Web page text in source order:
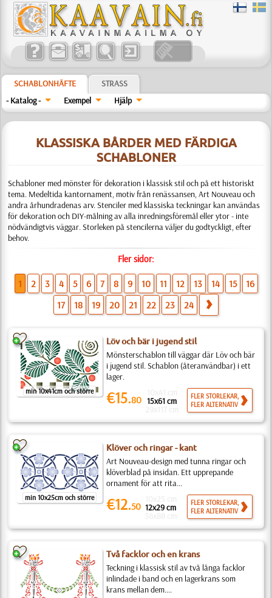
SCHABLONHÄFTE
STRASS
- Katalog -
Exempel Hjälp
KLASSISKA BÅRDER MED FÄRDIGA
SCHABLONER
Schabloner med mönster för dekoration i klassisk stil och på ett historiskt
tema. Medeltida kantornament, motiv från renässansen, Art Nouveau och
andra århundradenas arv. Stenciler med klassiska teckningar kan användas
för dekoration och DIY-målning av alla inredningsföremål eller ytor - inte
nödvändigtvis väggar. Storleken på stencilerna väljer du godtyckligt, efter
behov.
Fler sidor:
1 2 3 4 5 6 7 8 9 10 11 12 13 14 15
16
17
18 19 20 21 22 23 24
min 10x41cm och större
Löv och bär i jugend stil
Mönsterschablon till väggar där Löv och bär
i jugend stil. Schablon (återanvändbar) i ett
lager.
€15.80 15x61 cm
FLER STORLEKAR,
FLER ALTERNATIV
min 10x25cm och större
Klöver och ringar - kant
Art Nouveau-design med tunna ringar och
klöverblad på insidan. Ett upprepande
ornament för att rita...
€12.50 12x29 cm
FLER STORLEKAR,
FLER ALTERNATIV
Två facklor och en krans
Teckning i klassisk stil av två långa facklor
inlindade i band och en lagerkrans som
krans mellan dem....